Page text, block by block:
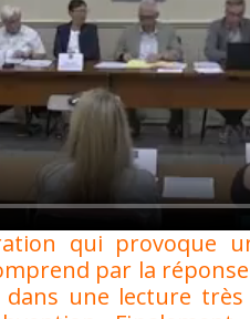
qui provoque
par la
dans une lecture